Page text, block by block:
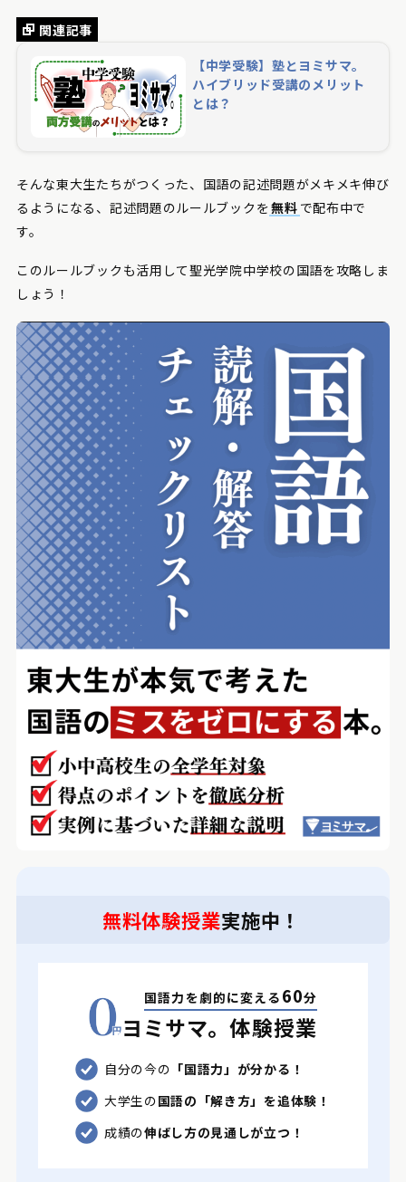
関連記事
【中学受験】塾とヨミサマ。
ハイブリッド受講のメリット
とは？
そんな東大生たちがつくった、国語の記述問題がメキメキ伸び
るようになる、記述問題のルールブックを無料 で配布中で
す。
このルールブックも活用して聖光学院中学校の国語を攻略しま
しょう！
無料体験授業実施中！
国語力を劇的に変える 60分
ヨミサマ。体験授業
自分の今の 「国語力」が分かる！
大学生の国語の「解き方」を追体験！
成績の伸ばし方の見通しが立つ！